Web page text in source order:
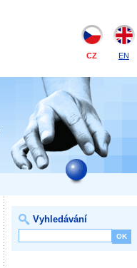
CZ EN
Vyhledávání